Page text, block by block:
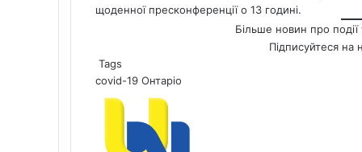
щоденної пресконференції о 13 годині.
Більше новин про події
Підписуйтеся на
Tags
covid-19 Онтаріо